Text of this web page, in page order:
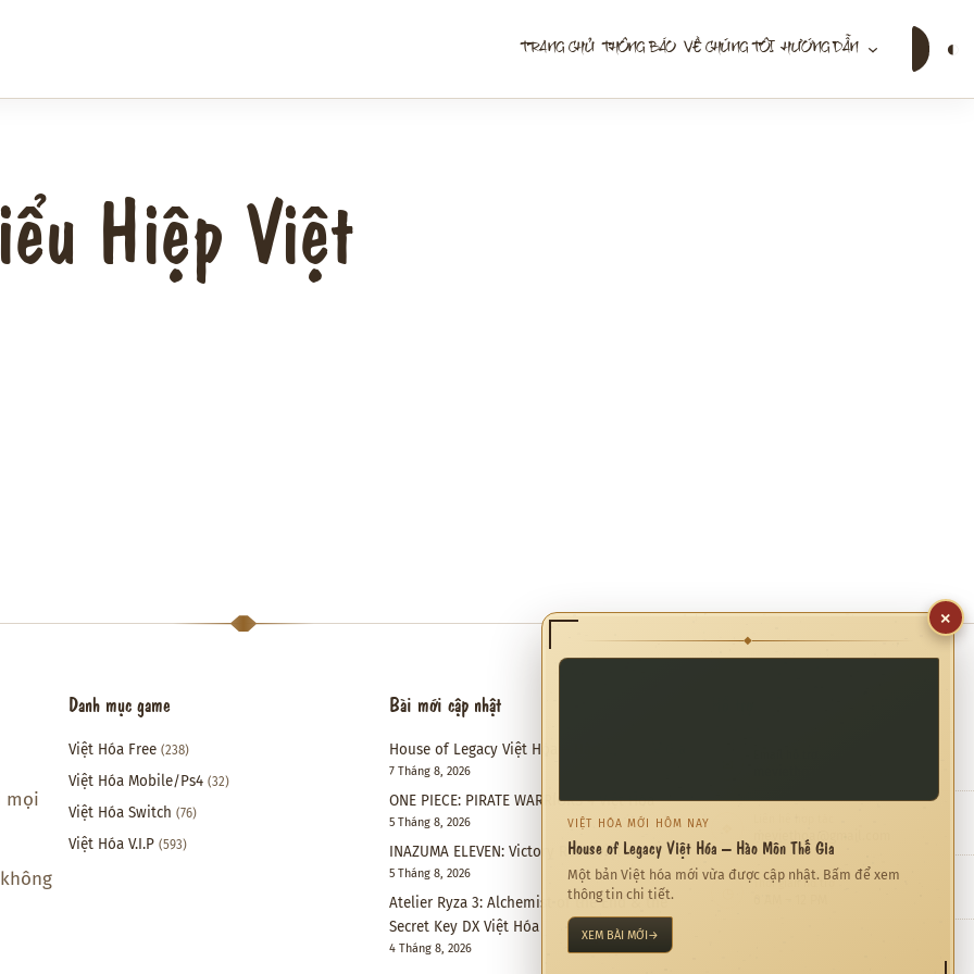
TRANG CHỦ THÔNG BÁO VỀ CHÚNG TÔI HƯỚNG DẪN
kiếm
◐
Hiệp Việt
mọi
Danh mục game
Việt Hóa Free (238)
Việt Hóa Mobile/Ps4 (32)
Việt Hóa Switch (76)
Việt Hóa V.I.P (593)
Bài mới cập nhật
House of Legacy Việt Hóa – Hào Môn Thế Gia
7 Tháng 8, 2026
ONE PIECE: PIRATE WARRIORS 4 Việt Hóa
5 Tháng 8, 2026
INAZUMA ELEVEN: Victory Road Việt Hóa
5 Tháng 8, 2026
Atelier Ryza 3: Alchemist of the End & the
Secret Key DX Việt Hóa
4 Tháng 8, 2026
Thời gian hỗ trợ
×
◆
VIỆT HÓA MỚI HÔM NAY
House of Legacy Việt Hóa – Hào Môn Thế Gia
Một bản Việt hóa mới vừa được cập nhật. Bấm để xem
thông tin chi tiết.
XEM BÀI MỚI→